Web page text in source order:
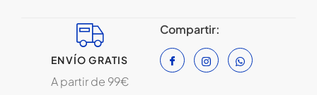
ENVÍO GRATIS
A partir de 99€
Compartir: